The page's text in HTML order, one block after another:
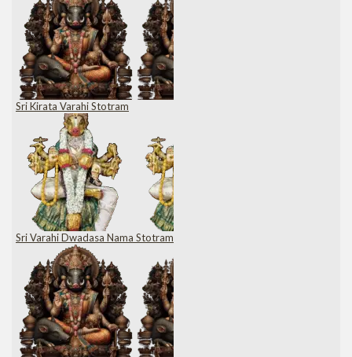
Sri Kirata Varahi Stotram
Sri Varahi Dwadasa Nama Stotram